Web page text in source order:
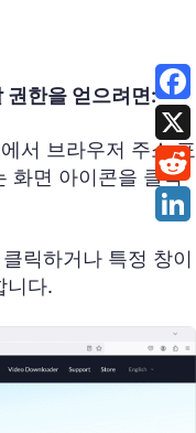
권한을 얻으려면:
서 브라우저 주소 표
화면 아이콘을 클릭
릭하거나 특정 창이
니다.